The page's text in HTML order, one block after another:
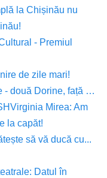
la Chișinău nu
- Premiul
de zile mari!
- două Dorine, față …
Virginia Mirea: Am
la capăt!
să vă ducă cu...
Datul în